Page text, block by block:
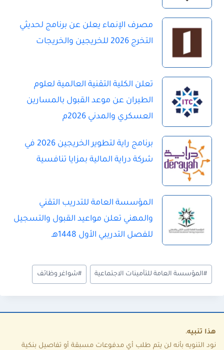
مصرف الإنماء يعلن عن برنامج لحديثي
التخرج 2026 للخريجين والخريجات
تعلن الكلية التقنية العالمية لعلوم
الطيران عن موعد القبول بالمسارين
العسكري والمدني 2026م
برنامج راية لتطوير الخريجين 2026 في
شركة دراية المالية بمزايا تنافسية
المؤسسة العامة للتدريب التقني
والمهني تعلن مواعيد القبول والتسجيل
للفصل التدريبي الأول 1448هـ
و
س
ا
#المؤسسة العامة للتأمينات الاجتماعية #شواغر وظائف
هذا تنبيه،
نود التنويه بأنه لن يتم طلب أي مدفوعات مسبقة أو تفاصيل بنكية